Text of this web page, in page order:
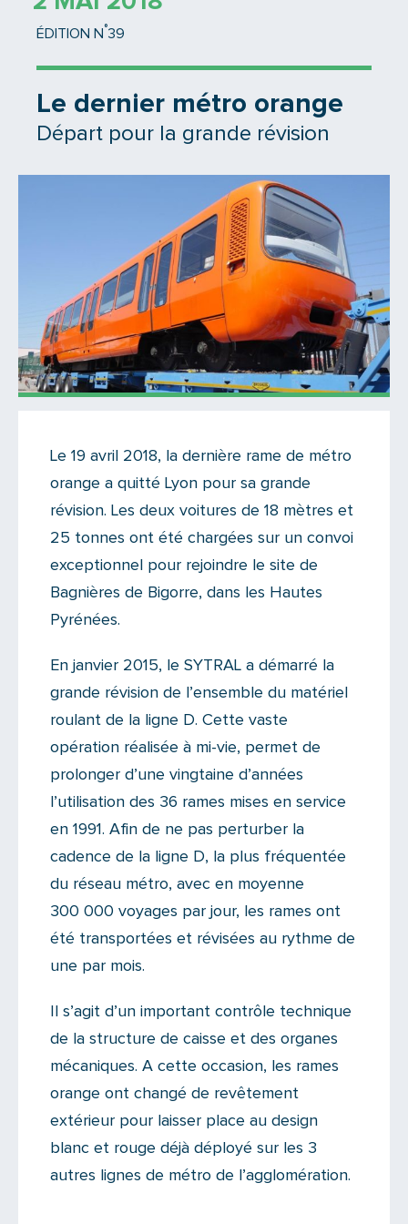
ÉDITION N °39
Le dernier métro orange
Départ pour la grande révision
Il y a 2 commentaires sur cet article
Ajoutez le vôtre
Le 19 avril 2018, la dernière rame de métro
orange a quitté Lyon pour sa grande
révision. Les deux voitures de 18 mètres et
25 tonnes ont été chargées sur un convoi
exceptionnel pour rejoindre le site de
Bagnières de Bigorre, dans les Hautes
Pyrénées.
En janvier 2015, le SYTRAL a démarré la
grande révision de l’ensemble du matériel
roulant de la ligne D. Cette vaste
opération réalisée à mi-vie, permet de
prolonger d’une vingtaine d’années
l’utilisation des 36 rames mises en service
en 1991. Afin de ne pas perturber la
cadence de la ligne D, la plus fréquentée
du réseau métro, avec en moyenne
300 000 voyages par jour, les rames ont
été transportées et révisées au rythme de
une par mois.
Il s’agit d’un important contrôle technique
de la structure de caisse et des organes
mécaniques. A cette occasion, les rames
orange ont changé de revêtement
extérieur pour laisser place au design
blanc et rouge déjà déployé sur les 3
autres lignes de métro de l’agglomération.